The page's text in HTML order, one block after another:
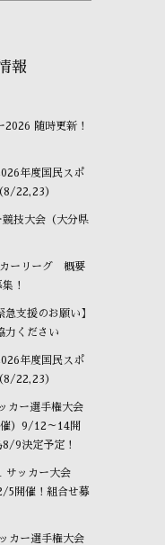
報
2026 随時更新！
年度国民スポ
8/22,23）
技大会（大分県
ーリーグ 概要
！
急支援のお願い】
力ください
年度国民スポ
8/22,23）
カー選手権大会
）9/12～14開
9決定予定！
サッカー大会
5開催！組合せ募
カー選手権大会